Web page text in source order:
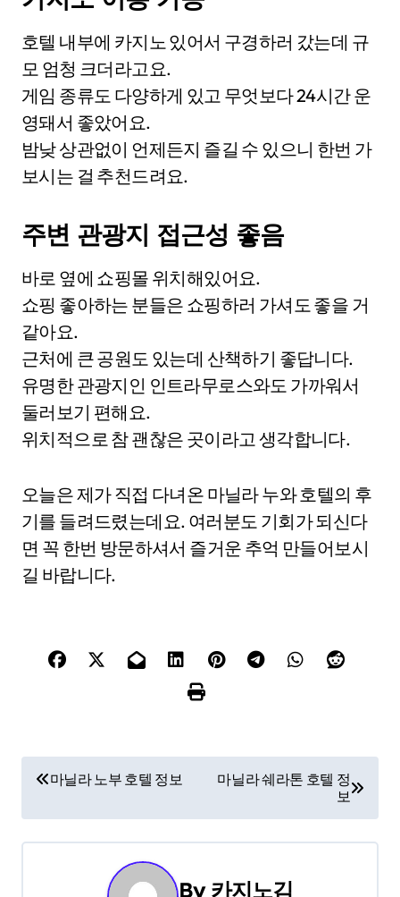
호텔 내부에 카지노 있어서 구경하러 갔는데 규
모 엄청 크더라고요.
게임 종류도 다양하게 있고 무엇보다 24시간 운
영돼서 좋았어요.
밤낮 상관없이 언제든지 즐길 수 있으니 한번 가
보시는 걸 추천드려요.
주변 관광지 접근성 좋음
바로 옆에 쇼핑몰 위치해있어요.
쇼핑 좋아하는 분들은 쇼핑하러 가셔도 좋을 거
같아요.
근처에 큰 공원도 있는데 산책하기 좋답니다.
유명한 관광지인 인트라무로스와도 가까워서
둘러보기 편해요.
위치적으로 참 괜찮은 곳이라고 생각합니다.
오늘은 제가 직접 다녀온 마닐라 누와 호텔의 후
기를 들려드렸는데요. 여러분도 기회가 되신다
면 꼭 한번 방문하셔서 즐거운 추억 만들어보시
길 바랍니다.
P
o
s
마닐라 노부 호텔 정보
마닐라 쉐라톤 호텔 정
보
By 카지노김